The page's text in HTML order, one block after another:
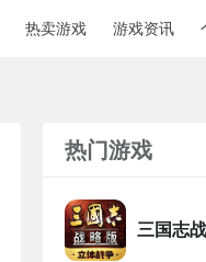
热卖游戏 游戏资讯
热门游戏
三国志